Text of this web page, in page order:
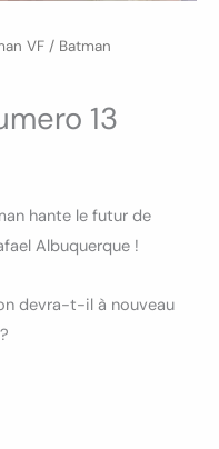
VF / Batman
13
hante le futur de
Albuquerque !
devra-t-il à nouveau